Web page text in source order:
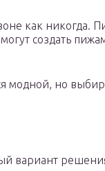
как никогда.
создать
модной, но
вариант